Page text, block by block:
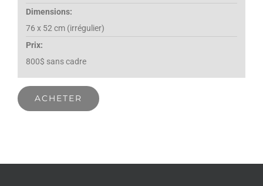
Dimensions:
76 x 52 cm (irrégulier)
Prix:
800$ sans cadre